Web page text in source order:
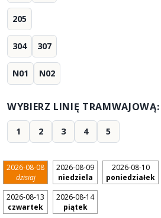
205
304 307
N01 N02
WYBIERZ LINIĘ TRAMWAJOWĄ:
1 2 3 4 5
2026-08-08
dzisiaj
2026-08-09
niedziela
2026-08-10
poniedziałek
2026-08-13
czwartek
2026-08-14
piątek